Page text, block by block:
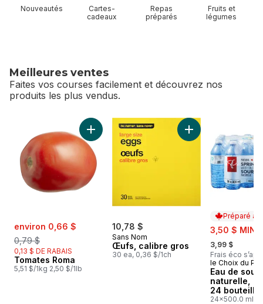
Nouveautés
Cartes-
cadeaux
Repas
préparés
Fruits et
légumes
Meilleures ventes
Faites vos courses facilement et découvrez nos
produits les plus vendus.
sauter Meilleures ventes
sale:
environ 0,66 $
, formerly:
0,79 $
0,13 $ DE RABAIS
Tomates Roma
5,51 $/1kg 2,50 $/1lb
Ajouter Tomates Roma au panier
10,78 $
Sans Nom
Œufs, calibre gros
30 ea, 0,36 $/1ch
Ajouter Œufs,
Préparé au
sale:
3,50 $ MIN 2
, formerly:
3,99 $
Frais éco
Préparé au
le Choix du
Eau de
naturelle,
24
24x500.0 ml,